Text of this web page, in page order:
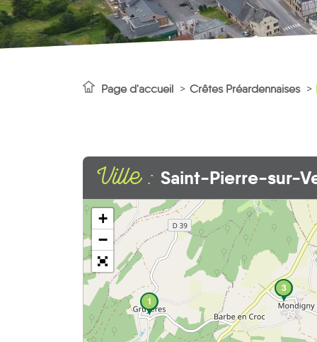
Page d'accueil Crêtes Préardennaises
Ville : Saint-Pierre-sur-
1
3
+
−